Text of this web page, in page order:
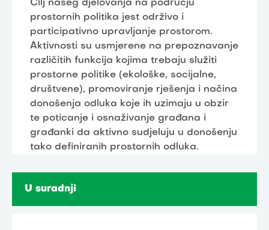
Cilj našeg djelovanja na području
prostornih politika jest održivo i
participativno upravljanje prostorom.
Aktivnosti su usmjerene na prepoznavanje
različitih funkcija kojima trebaju služiti
prostorne politike (ekološke, socijalne,
društvene), promoviranje rješenja i načina
donošenja odluka koje ih uzimaju u obzir
te poticanje i osnaživanje građana i
građanki da aktivno sudjeluju u donošenju
tako definiranih prostornih odluka.
U suradnji